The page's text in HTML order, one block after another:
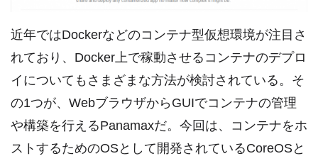
近年ではDockerなどのコンテナ型仮想環境が注目さ
れており、Docker上で稼動させるコンテナのデプロ
イについてもさまざまな方法が検討されている。そ
の1つが、WebブラウザからGUIでコンテナの管理
や構築を行えるPanamaxだ。今回は、コンテナをホ
ストするためのOSとして開発されているCoreOSと